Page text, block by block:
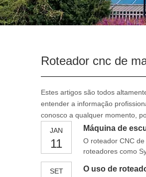
Roteador cnc de
Estes artigos são todos
entender a informação
conosco a qualquer momento,
JAN
11
Máquina de
O roteador CNC
roteadores como
SET
O uso de